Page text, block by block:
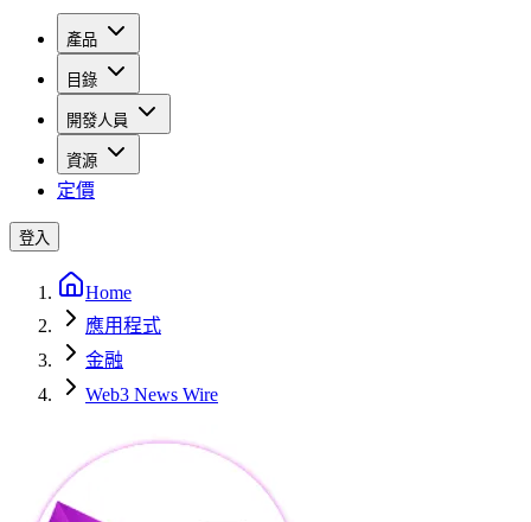
產品
目錄
開發人員
資源
定價
登入
Home
應用程式
金融
Web3 News Wire